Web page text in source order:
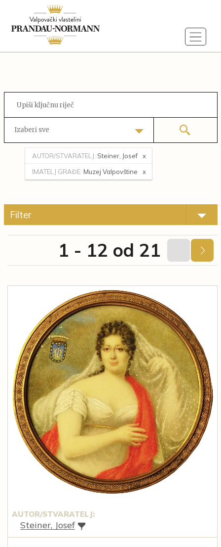
Izaberi sve
AUTOR/STVARATELJ: Steiner, Josef
IMATELJ GRAĐE: Muzej Valpovštine
Filter
1 - 12 od 21
AUTOR/STVARATELJ:
Steiner, Josef